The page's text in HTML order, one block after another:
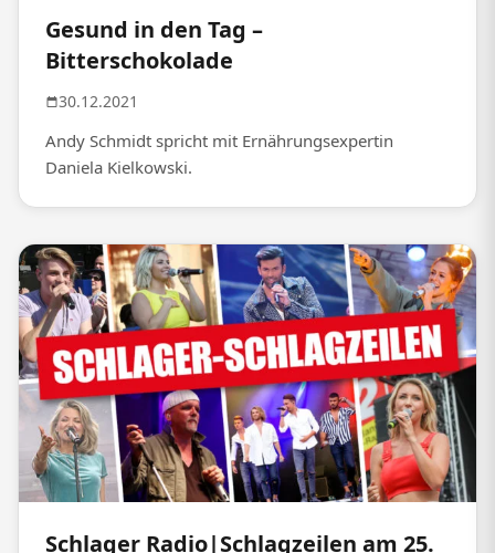
Gesund in den Tag –
Bitterschokolade
30.12.2021
Andy Schmidt spricht mit Ernährungsexpertin
Daniela Kielkowski.
Schlager Radio|Schlagzeilen am 25.